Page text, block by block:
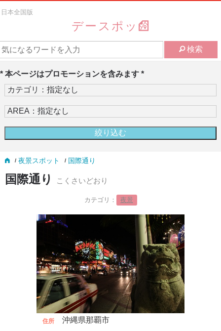
日本全国版
デースポッ
検索
* 本ページはプロモーションを含みます *
夜景スポット 国際通り
国際通り こくさいどおり
カテゴリ： 夜景
住所 沖縄県那覇市